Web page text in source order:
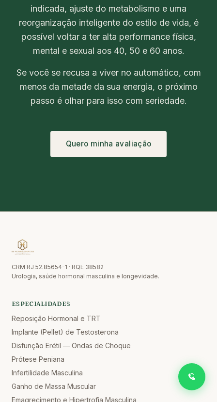
indicada, ajuste do metabolismo e uma
reorganização inteligente do estilo de vida, é
possível voltar a ter alta performance física,
mental e sexual aos 40, 50 e 60 anos.
Se você se recusa a viver no automático, com
menos da metade da sua energia, o próximo
passo é olhar para isso com seriedade.
Quero minha avaliação
CRM RJ 52.85654-1 · RQE 38582
Urologia, saúde hormonal masculina e longevidade.
ESPECIALIDADES
Reposição Hormonal e TRT
Implante (Pellet) de Testosterona
Disfunção Erétil — Ondas de Choque
Prótese Peniana
Infertilidade Masculina
Ganho de Massa Muscular
Emagrecimento e Hipertrofia Masculina